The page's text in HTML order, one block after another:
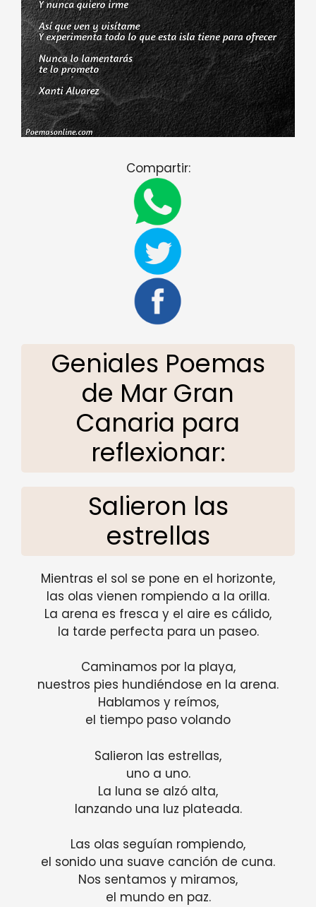
Compartir:
Geniales Poemas
de Mar Gran
Canaria para
reflexionar:
Salieron las
estrellas
Mientras el sol se pone en el horizonte,
las olas vienen rompiendo a la orilla.
La arena es fresca y el aire es cálido,
la tarde perfecta para un paseo.
Caminamos por la playa,
nuestros pies hundiéndose en la arena.
Hablamos y reímos,
el tiempo paso volando
Salieron las estrellas,
uno a uno.
La luna se alzó alta,
lanzando una luz plateada.
Las olas seguían rompiendo,
el sonido una suave canción de cuna.
Nos sentamos y miramos,
el mundo en paz.